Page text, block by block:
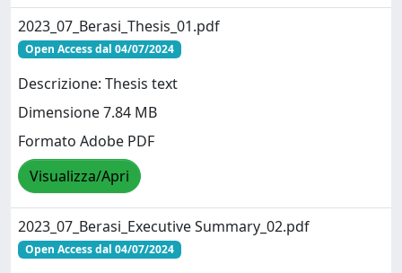
2023_07_Berasi_Thesis_01.pdf
Open Access dal 04/07/2024
Descrizione: Thesis text
Dimensione 7.84 MB
Formato Adobe PDF
Visualizza/Apri
2023_07_Berasi_Executive Summary_02.pdf
Open Access dal 04/07/2024